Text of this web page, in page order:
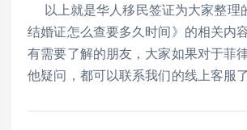
以上就是华人移民签证为大家整理
结婚证怎么查要多久时间》的相关内
有需要了解的朋友，大家如果对于菲
他疑问，都可以联系我们的线上客服